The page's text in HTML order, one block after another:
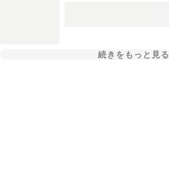
続きをもっと見る